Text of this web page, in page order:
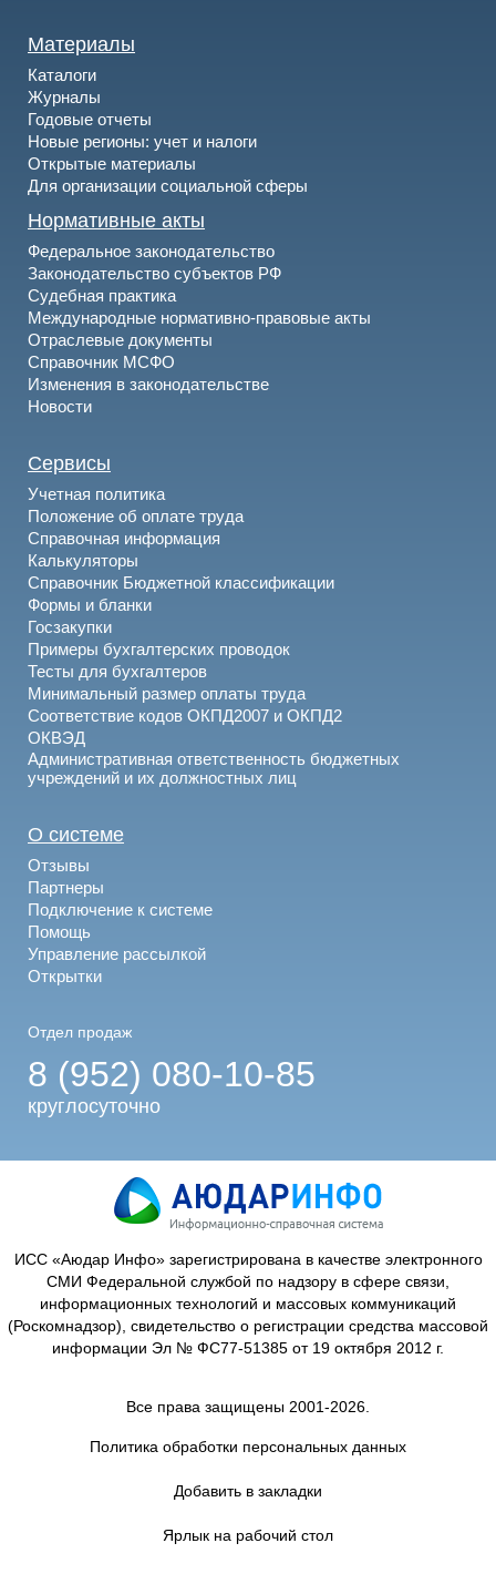
Материалы
Каталоги
Журналы
Годовые отчеты
Новые регионы: учет и налоги
Открытые материалы
Для организации социальной сферы
Нормативные акты
Федеральное законодательство
Законодательство субъектов РФ
Судебная практика
Международные нормативно-правовые акты
Отраслевые документы
Справочник МСФО
Изменения в законодательстве
Новости
Сервисы
Учетная политика
Положение об оплате труда
Справочная информация
Калькуляторы
Справочник Бюджетной классификации
Формы и бланки
Госзакупки
Примеры бухгалтерских проводок
Тесты для бухгалтеров
Минимальный размер оплаты труда
Соответствие кодов ОКПД2007 и ОКПД2
ОКВЭД
Административная ответственность бюджетных
учреждений и их должностных лиц
О системе
Отзывы
Партнеры
Подключение к системе
Помощь
Управление рассылкой
Открытки
Отдел продаж
8 (952) 080-10-85
круглосуточно
ИСС «Аюдар Инфо» зарегистрирована в качестве электронного
СМИ Федеральной службой по надзору в сфере связи,
информационных технологий и массовых коммуникаций
(Роскомнадзор), свидетельство о регистрации средства массовой
информации Эл № ФС77-51385 от 19 октября 2012 г.
Все права защищены 2001-2026.
Политика обработки персональных данных
Добавить в закладки
Ярлык на рабочий стол